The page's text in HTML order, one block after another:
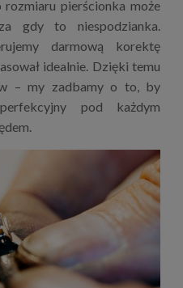
pierścionka może
gdy to niespodzianka.
darmową korektę
idealnie. Dzięki temu
– my zadbamy o to, by
pod każdym